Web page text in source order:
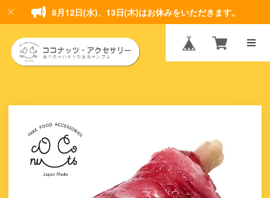
8月12日(水)、13日(木)はお休みをいただきます。